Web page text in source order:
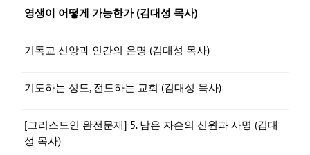
영생이 어떻게 가능한가 (김대성 목사)
기독교 신앙과 인간의 운명 (김대성 목사)
기도하는 성도, 전도하는 교회 (김대성 목사)
[그리스도인 완전문제] 5. 남은 자손의 신원과 사명 (김대
성 목사)